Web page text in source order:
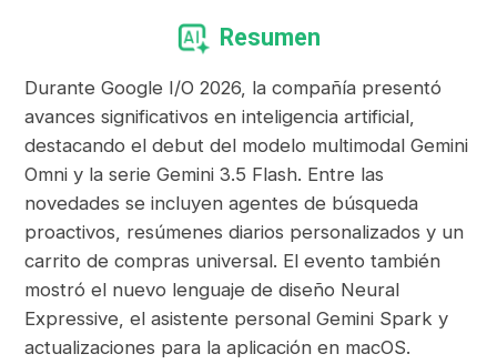
Resumen
Durante Google I/O 2026, la compañía presentó
avances significativos en inteligencia artificial,
destacando el debut del modelo multimodal Gemini
Omni y la serie Gemini 3.5 Flash. Entre las
novedades se incluyen agentes de búsqueda
proactivos, resúmenes diarios personalizados y un
carrito de compras universal. El evento también
mostró el nuevo lenguaje de diseño Neural
Expressive, el asistente personal Gemini Spark y
actualizaciones para la aplicación en macOS.